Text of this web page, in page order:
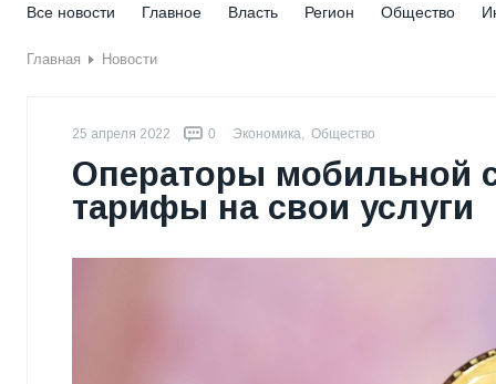
Все новости Главное Власть Регион Общество
Главная Новости
25 апреля 2022 0 Экономика, Общество
Операторы мобильной
тарифы на свои услуги